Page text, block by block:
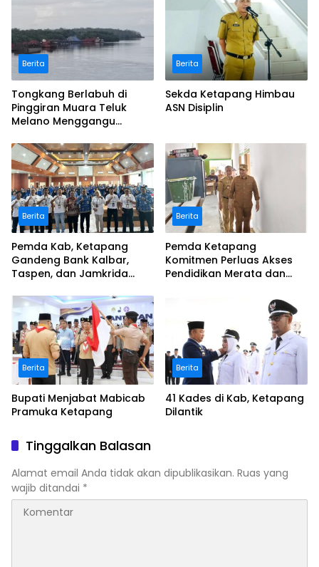
Berita
Tongkang Berlabuh di
Pinggiran Muara Teluk
Melano Menggangu
Berita
Sekda Ketapang Himbau
ASN Disiplin
Berita
Pemda Kab, Ketapang
Gandeng Bank Kalbar,
Taspen, dan Jamkrida
Bahagia” bagi ASN
Berita
Pemda Ketapang
Komitmen Perluas Akses
Pendidikan Merata dan
Berita
Bupati Menjabat Mabicab
Pramuka Ketapang
Berita
41 Kades di Kab, Ketapang
Dilantik
Tinggalkan Balasan
Alamat email Anda tidak akan dipublikasikan. Ruas yang
wajib ditandai *